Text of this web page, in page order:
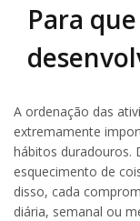
Para
A ordenação das
extremamente
hábitos duradouros.
esquecimento de
disso, cada
diária, semanal ou